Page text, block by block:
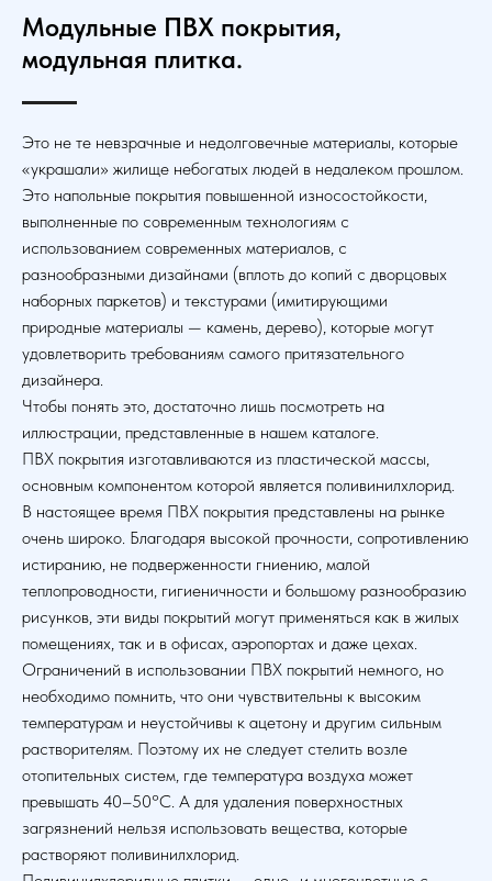
Модульные ПВХ покрытия,
модульная плитка.
Это не те невзрачные и недолговечные материалы, которые
«украшали» жилище небогатых людей в недалеком прошлом.
Это напольные покрытия повышенной износостойкости,
выполненные по современным технологиям с
использованием современных материалов, с
разнообразными дизайнами (вплоть до копий с дворцовых
наборных паркетов) и текстурами (имитирующими
природные материалы — камень, дерево), которые могут
удовлетворить требованиям самого притязательного
дизайнера.
Чтобы понять это, достаточно лишь посмотреть на
иллюстрации, представленные в нашем каталоге.
ПВХ покрытия изготавливаются из пластической массы,
основным компонентом которой является поливинилхлорид.
В настоящее время ПВХ покрытия представлены на рынке
очень широко. Благодаря высокой прочности, сопротивлению
истиранию, не подверженности гниению, малой
теплопроводности, гигиеничности и большому разнообразию
рисунков, эти виды покрытий могут применяться как в жилых
помещениях, так и в офисах, аэропортах и даже цехах.
Ограничений в использовании ПВХ покрытий немного, но
необходимо помнить, что они чувствительны к высоким
температурам и неустойчивы к ацетону и другим сильным
растворителям. Поэтому их не следует стелить возле
отопительных систем, где температура воздуха может
превышать 40–50°С. А для удаления поверхностных
загрязнений нельзя использовать вещества, которые
растворяют поливинилхлорид.